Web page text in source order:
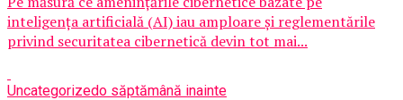
inteligența artificială (AI) iau amploare și reglementările
privind securitatea cibernetică devin tot mai...
Uncategorizedo săptămână inainte